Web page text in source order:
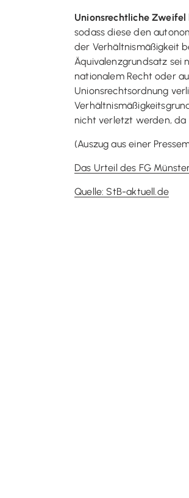
Unionsrechtliche
sodass diese den
der Verhältnismäßigkeit
Äquivalenzgrundsatz sei
nationalem Recht oder
Unionsrechtsordnung
nicht verletzt werden, da
(Auszug aus einer
Das Urteil des FG
Quelle: StB-aktuell.de